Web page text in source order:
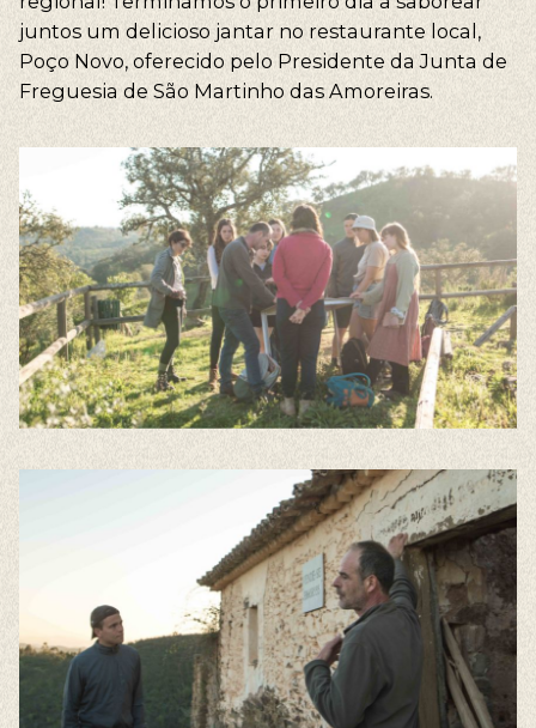
juntos um delicioso jantar no restaurante local,
Poço Novo, oferecido pelo Presidente da Junta de
Freguesia de São Martinho das Amoreiras.